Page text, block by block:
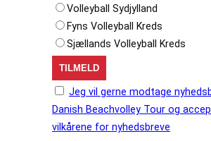
Volleyball Sydjylland
Fyns Volleyball Kreds
Sjællands Volleyball Kreds
Jeg vil gerne modtage
Danish Beachvolley Tour og
vilkårene for nyhedsbreve